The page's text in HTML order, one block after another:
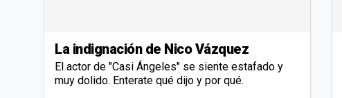
La indignación de Nico Vázquez
El actor de "Casi Ángeles" se siente estafado y
muy dolido. Enterate qué dijo y por qué.